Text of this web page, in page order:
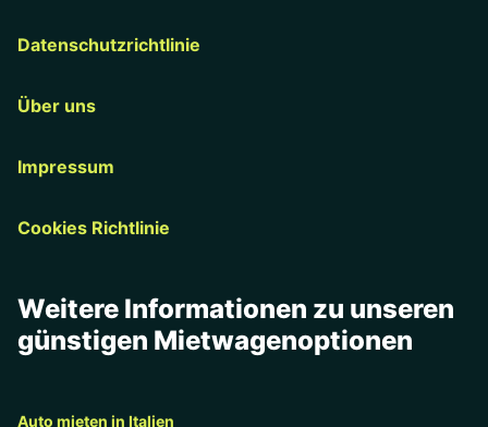
Datenschutzrichtlinie
Über uns
Impressum
Cookies Richtlinie
Weitere Informationen zu unseren
günstigen Mietwagenoptionen
Auto mieten in Italien